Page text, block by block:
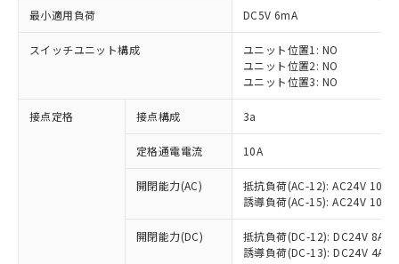
最小適用負荷 DC5V 6mA
スイッチユニット構成
ユニット位置1: NO
ユニット位置2: NO
ユニット位置3: NO
接点定格 接点構成 3a
定格通電電流 10A
開閉能力(AC)
抵抗負荷(AC-12): AC24V 10A/
誘導負荷(AC-15): AC24V
開閉能力(DC)
抵抗負荷(DC-12): DC24V 8A/
誘導負荷(DC-13): DC24V 4A/
ご利用条件
対応済み：EU RoHS指令（10物質）の
非含有に対応した製品が提供可能な商品で
有に対応した製品に切り替える予定のある